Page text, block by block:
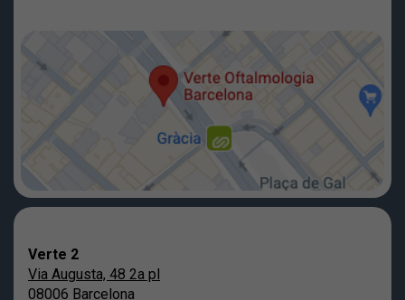
Verte 2
Via Augusta, 48 2a pl
08006 Barcelona